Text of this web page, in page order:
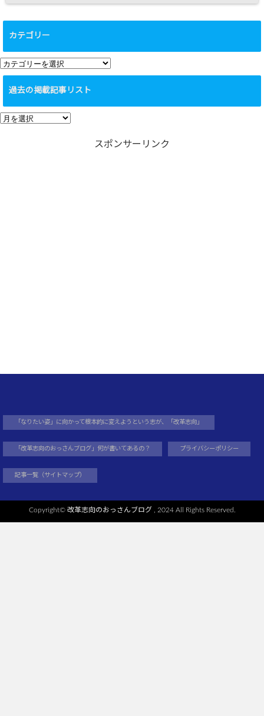
カテゴリー
カ
テ
リ
ー
過去の掲載記事リスト
過
スポンサーリンク
「なりたい姿」に向かって根本的に変えようという志が、「改革志向」
「改革志向のおっさんブログ」何が書いてあるの？ プライバシーポリシー
記事一覧（サイトマップ）
Copyright© 改革志向のおっさんブログ, 2024 All Rights Reserved.